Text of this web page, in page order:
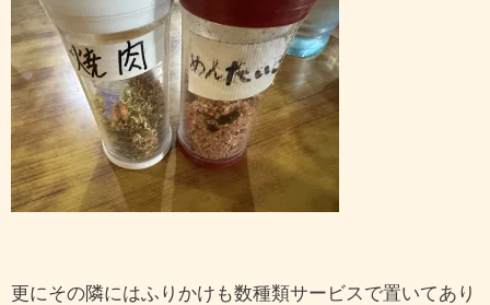
更にその隣にはふりかけも数種類サービスで置いてあり